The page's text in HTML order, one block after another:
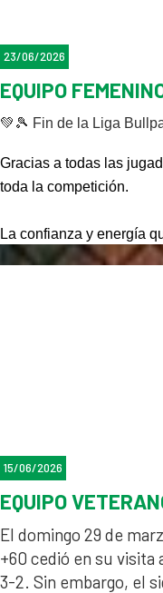
23/06/2026
EQUIPO
💚🎾 Fin de la Liga
Gracias a todas las
toda la competición.
La confianza y energía
cuartos de final. Cada
15/06/2026
EQUIPO
El domingo 29 de
+60 cedió en su visita
3-2. Sin embargo, el